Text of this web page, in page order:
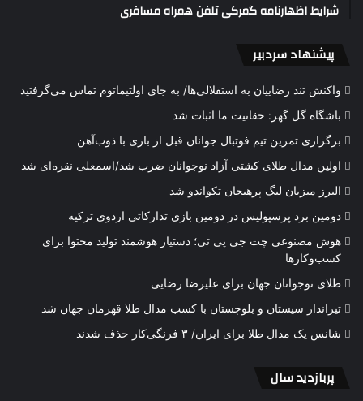
شرایط اظهارنامه گمرکی تلفن همراه مسافری
پیشنهاد سردبیر
واکنش تند رضاییان به استقلالی‌ها/ به جای اولتیماتوم تماس می‌گرفتید
باشگاه گل گهر: حقانیت ما اثبات شد
برگزاری تمرین تیم فوتبال جوانان قبل از بازی با ذوب‌آهن
اولین مدال طلای کشتی آزاد نوجوانان ضرب شد/اسمعلی نقره‌ای شد
البرز میزبان لیگ پرهیجان تکواندو شد
دومین برد پرسپولیس در دومین بازی تدارکاتی اردوی ترکیه
هوش مصنوعی چت جی پی تی؛ دستیار هوشمند تولید محتوا برای
کسب‌وکارها
طلای نوجوانان جهان برای علیرضا رضایی
تیرانداز سیستان و بلوچستان با کسب مدال طلا قهرمان جهان شد
شانس یک مدال طلا برای ایران/ ۳ فرنگی‌کار حذف شدند
پربازدید سال